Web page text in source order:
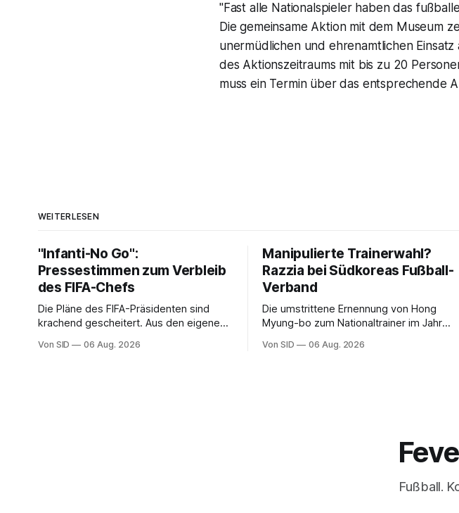
"Fast alle Nationalspieler haben das
Die gemeinsame Aktion mit dem Museum
unermüdlichen und ehrenamtlichen
des Aktionszeitraums mit bis zu 20
muss ein Termin über das entsprechende
WEITERLESEN
"Infanti-No Go":
Pressestimmen zum Verbleib
des FIFA-Chefs
Die Pläne des FIFA-Präsidenten sind
krachend gescheitert. Aus den eigenen
Unterstützung.
Von SID 06 Aug. 2026
Manipulierte Trainerwahl?
Razzia bei Südkoreas Fußball-
Verband
Die umstrittene Ernennung von Hong
Myung-bo zum Nationaltrainer im Jahr
Ermittlungsbehörden.
Von SID 06 Aug. 2026
Fußball.